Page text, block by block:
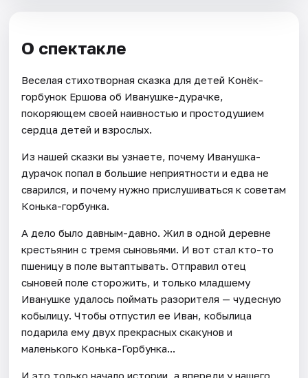
О спектакле
Веселая стихотворная сказка для детей Конёк-
горбунок Ершова об Иванушке-дурачке,
покоряющем своей наивностью и простодушием
сердца детей и взрослых.
Из нашей сказки вы узнаете, почему Иванушка-
дурачок попал в большие неприятности и едва не
сварился, и почему нужно прислушиваться к советам
Конька-горбунка.
А дело было давным-давно. Жил в одной деревне
крестьянин с тремя сыновьями. И вот стал кто-то
пшеницу в поле вытаптывать. Отправил отец
сыновей поле сторожить, и только младшему
Иванушке удалось поймать разорителя — чудесную
кобылицу. Чтобы отпустил ее Иван, кобылица
подарила ему двух прекрасных скакунов и
маленького Конька-Горбунка...
И это только начало истории, а впереди у нашего